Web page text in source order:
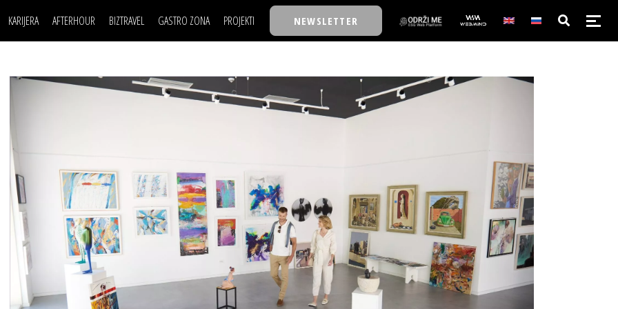
KARIJERA
LJUDI (HR)
AFTERHOUR
KNJIGE
BIZTRAVEL GASTRO ZONA PROJEKTI
30 ISPOD 30
BIZKOLEGIJUM
BMW BIZNIS LIGA
BIZLIFE WEEK
IZJAVA GODINE
NEWSLETTER
POSAO
MOJ UGAO
FILM I SCENA
AUTO SVET
NAJKOLEGA
30 ISPOD 30
BACK TO OFFICE/SCHOOL
BMW BIZNIS LIGA
BIZLIFE WEEK
IZJAVA GODINE